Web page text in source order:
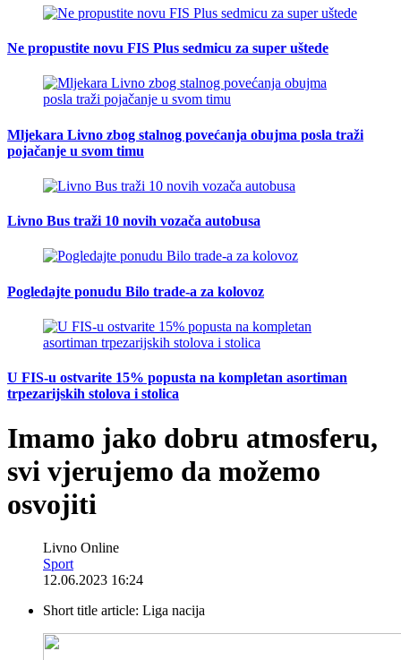
Ne propustite novu FIS Plus sedmicu za super uštede
Mljekara Livno zbog stalnog povećanja obujma posla traži
pojačanje u svom timu
Livno Bus traži 10 novih vozača autobusa
Pogledajte ponudu Bilo trade-a za kolovoz
U FIS-u ostvarite 15% popusta na kompletan asortiman
trpezarijskih stolova i stolica
Imamo jako dobru atmosferu,
svi vjerujemo da možemo
osvojiti
Livno Online
Sport
12.06.2023 16:24
Short title article: Liga nacija